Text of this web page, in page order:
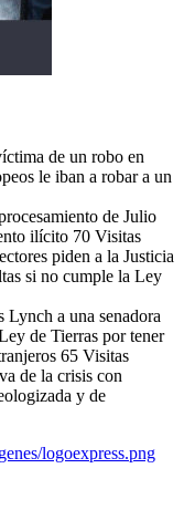
de un robo en
le iban a robar a un
de Julio
ilícito 70 Visitas
piden a la Justicia
si no cumple la Ley
Lynch a una senadora
de Tierras por tener
65 Visitas
de la crisis con
y de